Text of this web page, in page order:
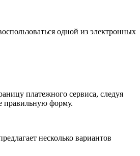
одной из электронных
платежного сервиса, следуя
правильную форму.
несколько вариантов